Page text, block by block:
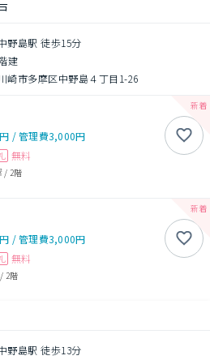
野島駅 徒歩15分
建
崎市多摩区中野島４丁目1-26
/管理費3,000円
無料
/ 2階
/管理費3,000円
無料
/ 2階
野島駅 徒歩13分